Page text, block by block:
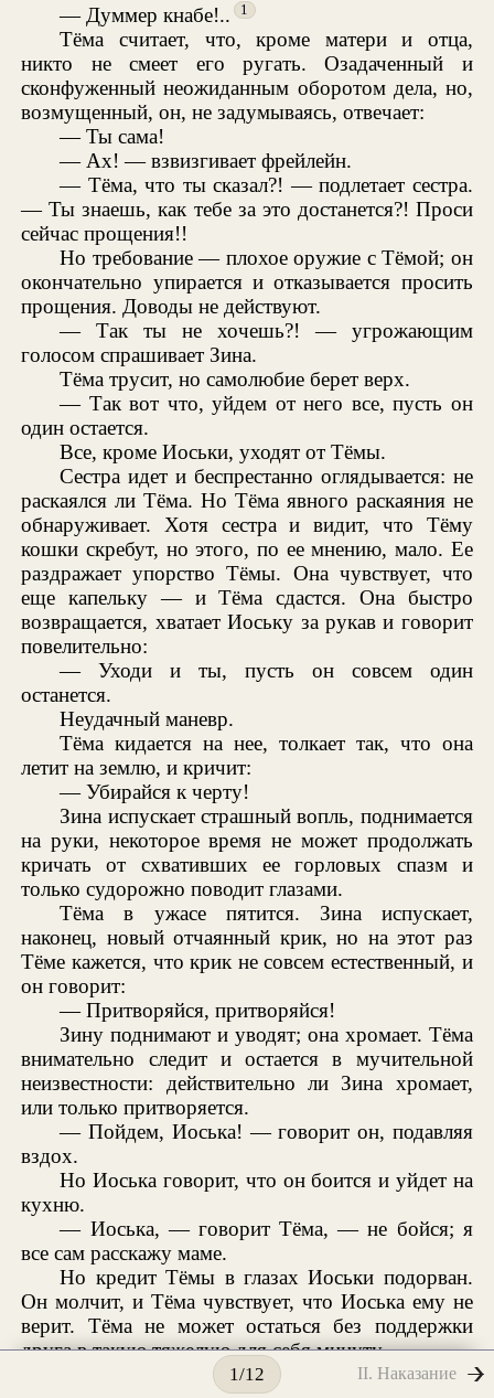
— Думмер кнабе!..
1
Тёма считает, что, кроме матери и отца,
никто не смеет его ругать. Озадаченный и
сконфуженный неожиданным оборотом дела, но,
возмущенный, он, не задумываясь, отвечает:
— Ты сама!
— Ах! — взвизгивает фрейлейн.
— Тёма, что ты сказал?! — подлетает сестра.
— Ты знаешь, как тебе за это достанется?! Проси
сейчас прощения!!
Но требование — плохое оружие с Тёмой; он
окончательно упирается и отказывается просить
прощения. Доводы не действуют.
— Так ты не хочешь?! — угрожающим
голосом спрашивает Зина.
Тёма трусит, но самолюбие берет верх.
— Так вот что, уйдем от него все, пусть он
один остается.
Все, кроме Иоськи, уходят от Тёмы.
Сестра идет и беспрестанно оглядывается: не
раскаялся ли Тёма. Но Тёма явного раскаяния не
обнаруживает. Хотя сестра и видит, что Тёму
кошки скребут, но этого, по ее мнению, мало. Ее
раздражает упорство Тёмы. Она чувствует, что
еще капельку — и Тёма сдастся. Она быстро
возвращается, хватает Иоську за рукав и говорит
повелительно:
— Уходи и ты, пусть он совсем один
останется.
Неудачный маневр.
Тёма кидается на нее, толкает так, что она
летит на землю, и кричит:
— Убирайся к черту!
Зина испускает страшный вопль, поднимается
на руки, некоторое время не может продолжать
кричать от схвативших ее горловых спазм и
только судорожно поводит глазами.
Тёма в ужасе пятится. Зина испускает,
наконец, новый отчаянный крик, но на этот раз
Тёме кажется, что крик не совсем естественный, и
он говорит:
— Притворяйся, притворяйся!
Зину поднимают и уводят; она хромает. Тёма
внимательно следит и остается в мучительной
неизвестности: действительно ли Зина хромает,
или только притворяется.
— Пойдем, Иоська! — говорит он, подавляя
вздох.
Но Иоська говорит, что он боится и уйдет на
кухню.
— Иоська, — говорит Тёма, — не бойся; я
все сам расскажу маме.
Но кредит Тёмы в глазах Иоськи подорван.
Он молчит, и Тёма чувствует, что Иоська ему не
верит. Тёма не может остаться без поддержки
друга в такую тяжелую для себя минуту.
— Иоська, — говорит он взволнованно, —
1/12 II. Наказание